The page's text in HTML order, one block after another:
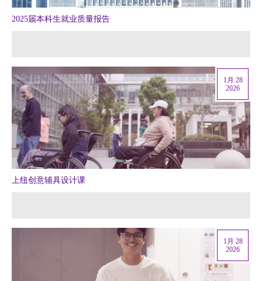
2025届本科生就业质量报告
上纽创意辅具设计课
1月 28
2026
1月 28
2026